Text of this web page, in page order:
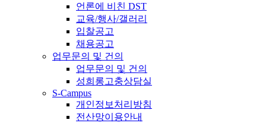
언론에 비친 DST
교육/행사/갤러리
입찰공고
채용공고
업무문의 및 건의
업무문의 및 건의
성희롱고충상담실
S-Campus
개인정보처리방침
전산망이용안내